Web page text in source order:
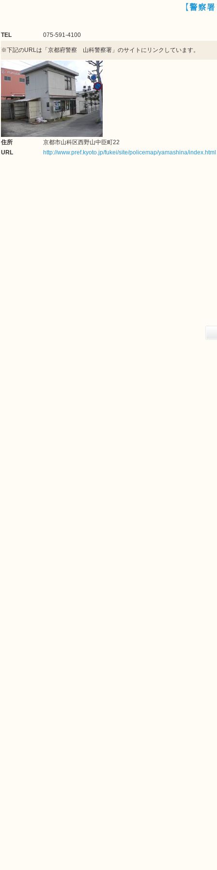
【警察
TEL 075-591-4100
※下記のURLは「京都府警察 山科警察署」のサイトにリンクしています。
住所
京都市山科区西野山中臣町22
URL
http://www.pref.kyoto.jp/fukei/site/policemap/yamashina/index.html